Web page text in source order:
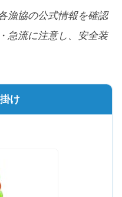
漁協の公式情報を確認
急流に注意し、安全装
け